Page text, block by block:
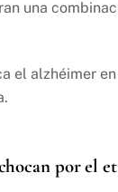
una
el alzhéimer
por el